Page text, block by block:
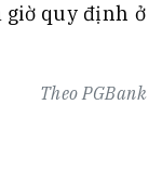
giờ quy định ở
TheoPGBank